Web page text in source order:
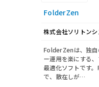
FolderZen
株式会社ソリトン
FolderZenは、独自
ー運用を楽にする
最適化ソフトです
で、散在しが…